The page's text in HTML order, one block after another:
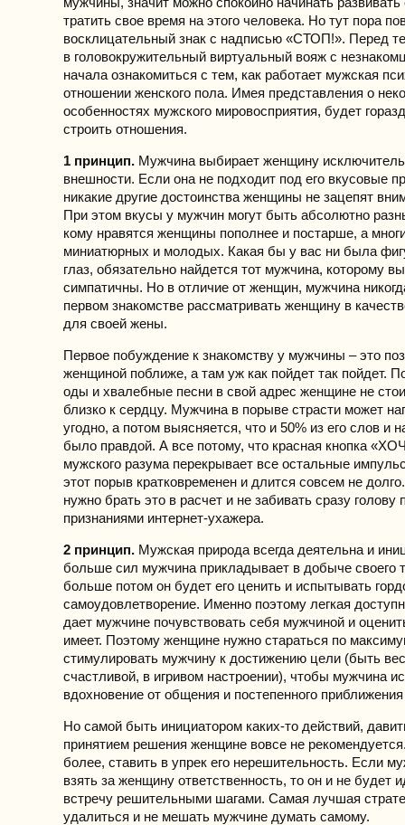
тратить свое время на этого человека. Но тут пора
восклицательный знак с надписью «СТОП!». Перед
в головокружительный виртуальный вояж с
начала ознакомиться с тем, как работает мужская
отношении женского пола. Имея представления о
особенностях мужского мировосприятия, будет
строить отношения.
1 принцип. Мужчина выбирает женщину
внешности. Если она не подходит под его вкусовые
никакие другие достоинства женщины не зацепят
При этом вкусы у мужчин могут быть абсолютно
кому нравятся женщины пополнее и постарше, а
миниатюрных и молодых. Какая бы у вас ни была
глаз, обязательно найдется тот мужчина, которому
симпатичны. Но в отличие от женщин, мужчина
первом знакомстве рассматривать женщину в
для своей жены.
Первое побуждение к знакомству у мужчины – это
женщиной поближе, а там уж как пойдет так пойдет.
оды и хвалебные песни в свой адрес женщине не
близко к сердцу. Мужчина в порыве страсти может
угодно, а потом выясняется, что и 50% из его слов и
было правдой. А все потому, что красная кнопка
мужского разума перекрывает все остальные
этот порыв кратковременен и длится совсем не
нужно брать это в расчет и не забивать сразу голову
признаниями интернет-ухажера.
2 принцип. Мужская природа всегда деятельна и
больше сил мужчина прикладывает в добыче своего
больше потом он будет его ценить и испытывать
самоудовлетворение. Именно поэтому легкая
дает мужчине почувствовать себя мужчиной и
имеет. Поэтому женщине нужно стараться по
стимулировать мужчину к достижению цели (быть
счастливой, в игривом настроении), чтобы мужчина
вдохновение от общения и постепенного
Но самой быть инициатором каких-то действий,
принятием решения женщине вовсе не
более, ставить в упрек его нерешительность. Если
взять за женщину ответственность, то он и не будет
встречу решительными шагами. Самая лучшая
удалиться и не мешать мужчине думать самому.